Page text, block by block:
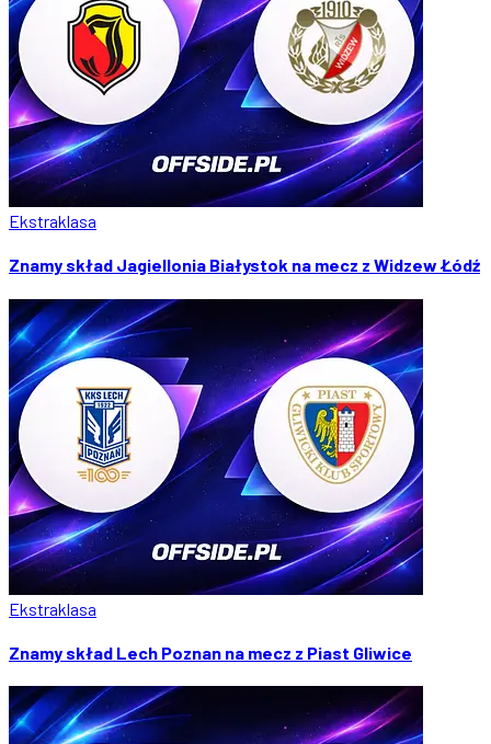
Ekstraklasa
Znamy skład Jagiellonia Białystok na mecz z Widzew Łódź
Ekstraklasa
Znamy skład Lech Poznan na mecz z Piast Gliwice